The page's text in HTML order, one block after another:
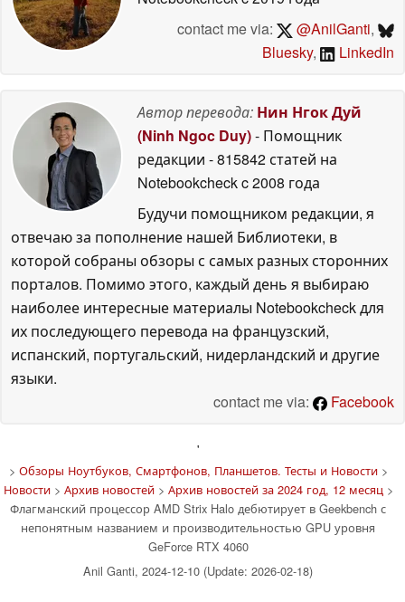
contact me via:
@AnilGanti,
Bluesky, LinkedIn
Автор перевода: Нин Нгок Дуй
(Ninh Ngoc Duy)- Помощник
редакции - 815842 статей на
Notebookcheckc 2008 года
Будучи помощником редакции, я
отвечаю за пополнение нашей Библиотеки, в
которой собраны обзоры с самых разных сторонних
порталов. Помимо этого, каждый день я выбираю
наиболее интересные материалы Notebookcheck для
их последующего перевода на французский,
испанский, португальский, нидерландский и другие
языки.
contact me via:
Facebook
'
> Обзоры Ноутбуков, Смартфонов, Планшетов. Тесты и Новости>
Новости> Архив новостей> Архив новостей за 2024 год, 12 месяц>
Флагманский процессор AMD Strix Halo дебютирует в Geekbench с
непонятным названием и производительностью GPU уровня
GeForce RTX 4060
Anil Ganti, 2024-12-10 (Update: 2026-02-18)